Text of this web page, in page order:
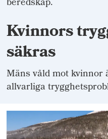
beredskap.
Kvinnors
säkras
Mäns våld mot kvinnor
allvarliga